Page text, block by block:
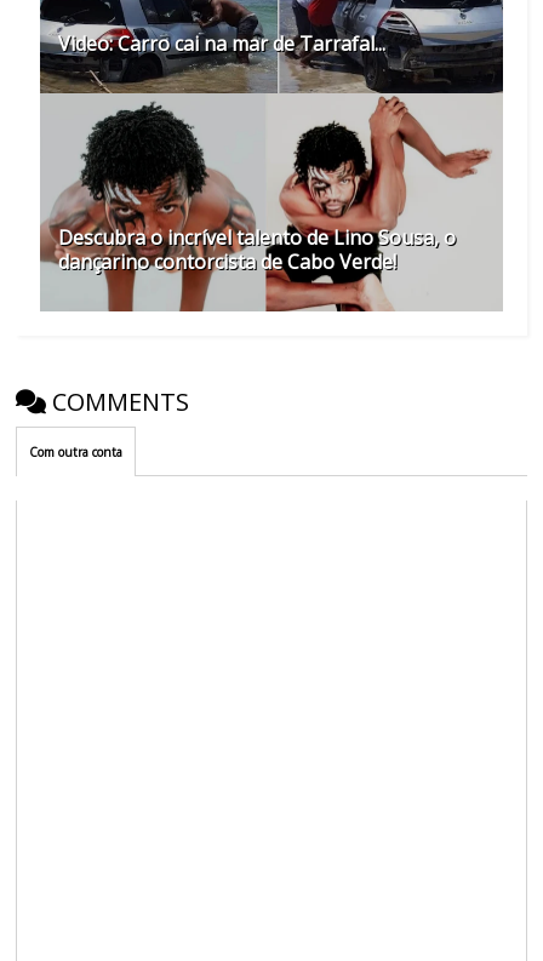
Video: Carro cai na mar de Tarrafal...
Descubra o incrível talento de Lino Sousa, o
dançarino contorcista de Cabo Verde!
COMMENTS
Com outra conta